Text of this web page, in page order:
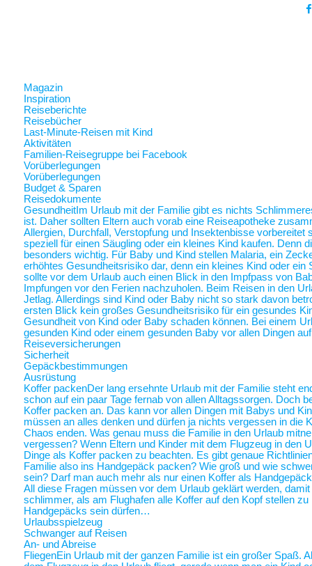
Magazin
Inspiration
Reiseberichte
Reisebücher
Last-Minute-Reisen mit Kind
Aktivitäten
Familien-Reisegruppe bei Facebook
Vorüberlegungen
Vorüberlegungen
Budget & Sparen
Reisedokumente
Gesundheit Im Urlaub mit der Familie gibt es nichts
ist. Daher sollten Eltern auch vorab eine Reiseapotheke
Allergien, Durchfall, Verstopfung und Insektenbisse
speziell für einen Säugling oder ein kleines Kind kaufen. Denn
besonders wichtig. Für Baby und Kind stellen Malaria, ein
erhöhtes Gesundheitsrisiko dar, denn ein kleines Kind oder
sollte vor dem Urlaub auch einen Blick in den Impfpass von
Impfungen vor den Ferien nachzuholen. Beim Reisen in den
Jetlag. Allerdings sind Kind oder Baby nicht so stark davon
ersten Blick kein großes Gesundheitsrisiko für ein gesundes
Gesundheit von Kind oder Baby schaden können. Bei einem
gesunden Kind oder einem gesunden Baby vor allen Dingen
Reiseversicherungen
Sicherheit
Gepäckbestimmungen
Ausrüstung
Koffer packenDer lang ersehnte Urlaub mit der Familie steht
schon auf ein paar Tage fernab von allen Alltagssorgen. Doch
Koffer packen an. Das kann vor allen Dingen mit Babys und
müssen an alles denken und dürfen ja nichts vergessen in die
Chaos enden. Was genau muss die Familie in den Urlaub
vergessen? Wenn Eltern und Kinder mit dem Flugzeug in den
Dinge als Koffer packen zu beachten. Es gibt genaue
Familie also ins Handgepäck packen? Wie groß und wie
sein? Darf man auch mehr als nur einen Koffer als
All diese Fragen müssen vor dem Urlaub geklärt werden,
schlimmer, als am Flughafen alle Koffer auf den Kopf stellen
Handgepäcks sein dürfen…
Urlaubsspielzeug
Schwanger auf Reisen
An- und Abreise
FliegenEin Urlaub mit der ganzen Familie ist ein großer Spaß.